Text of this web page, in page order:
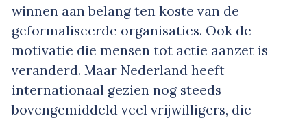
winnen aan belang ten koste van de
geformaliseerde organisaties. Ook de
motivatie die mensen tot actie aanzet is
veranderd. Maar Nederland heeft
internationaal gezien nog steeds
bovengemiddeld veel vrijwilligers, die